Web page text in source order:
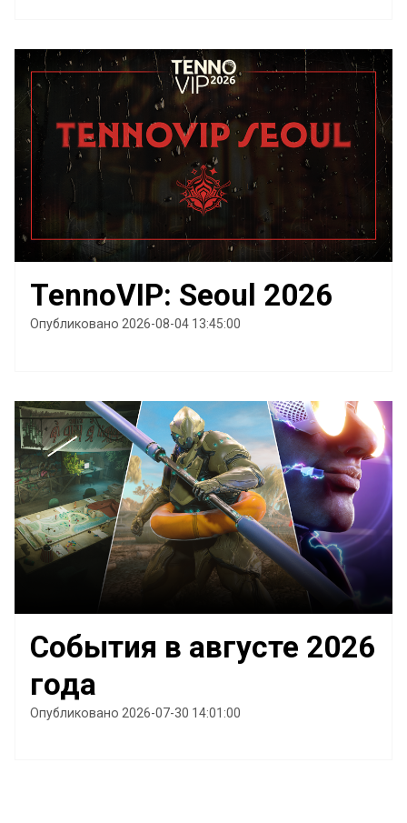
TennoVIP: Seoul 2026
Опубликовано 2026-08-04 13:45:00
События в августе 2026
года
Опубликовано 2026-07-30 14:01:00